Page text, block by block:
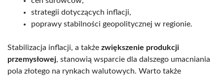
strategii dotyczących inflacji,
poprawy stabilności geopolitycznej w regionie.
Stabilizacja inflacji, a także zwiększenie produkcji
przemysłowej, stanowią wsparcie dla dalszego umacniania
pola złotego na rynkach walutowych. Warto także